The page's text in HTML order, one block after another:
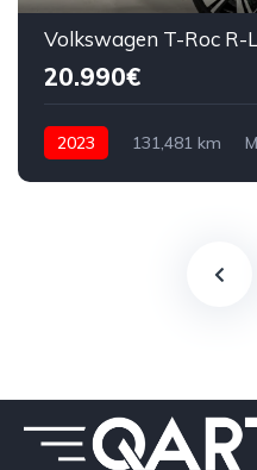
Volkswagen T-Roc R-
20.990€
2023 131,481 km